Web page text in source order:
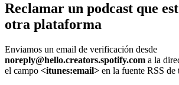
Reclamar un podcast que
otra plataforma
Enviamos un email de verificación desde
noreply@hello.creators.spotify.com a la
el campo <itunes:email> en la fuente RSS de